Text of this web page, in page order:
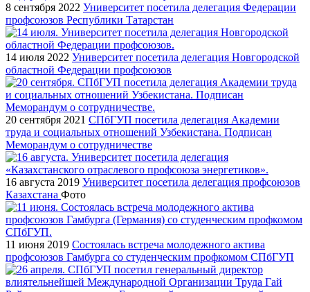
8 сентября 2022 Университет посетила делегация Федерации
профсоюзов Республики Татарстан
14 июля 2022 Университет посетила делегация Новгородской
областной Федерации профсоюзов
20 сентября 2021 СПбГУП посетила делегация Академии
труда и социальных отношений Узбекистана. Подписан
Меморандум о сотрудничестве
16 августа 2019 Университет посетила делегация профсоюзов
Казахстана Фото
11 июня 2019 Состоялась встреча молодежного актива
профсоюзов Гамбурга со студенческим профкомом СПбГУП